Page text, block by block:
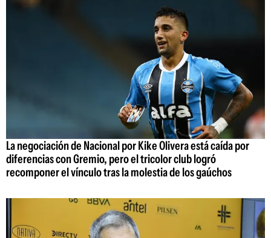
La negociación de Nacional por Kike Olivera está caída por
diferencias con Gremio, pero el tricolor club logró
recomponer el vínculo tras la molestia de los gaúchos